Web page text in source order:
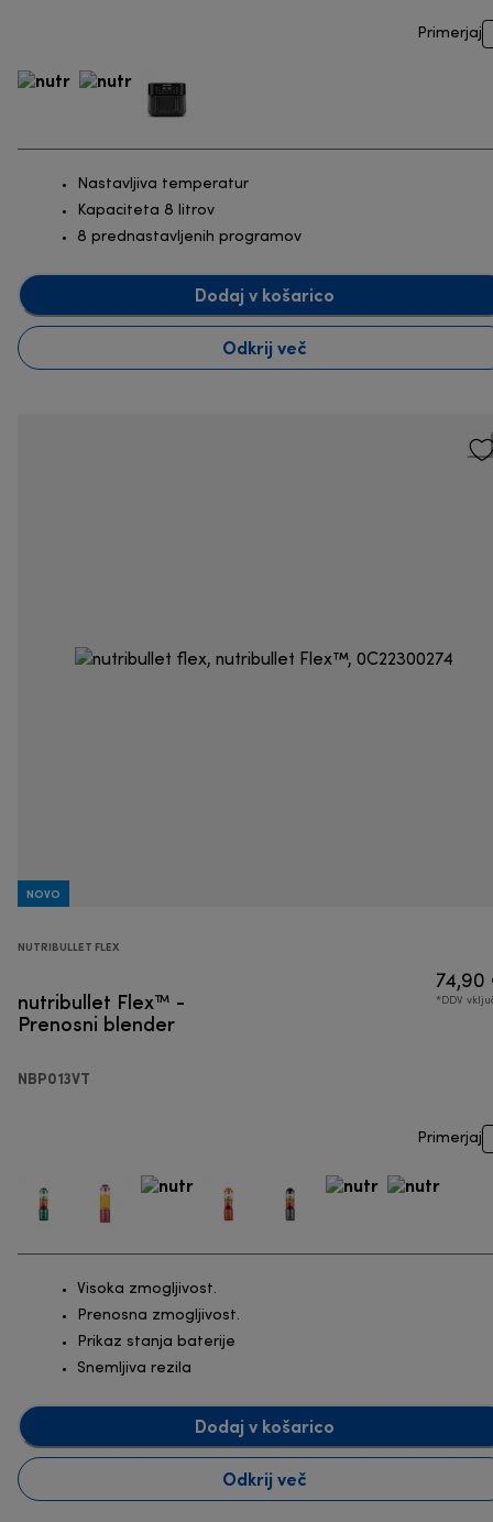
Primerjaj
Nastavljiva temperatur
Kapaciteta 8 litrov
8 prednastavljenih programov
Dodaj v košarico
Odkrij več
NOVO
NUTRIBULLET FLEX
nutribullet Flex™ -
Prenosni blender
NBP013VT
74,90
*DDV
Primerjaj
Visoka zmogljivost.
Prenosna zmogljivost.
Prikaz stanja baterije
Snemljiva rezila
Dodaj v košarico
Odkrij več